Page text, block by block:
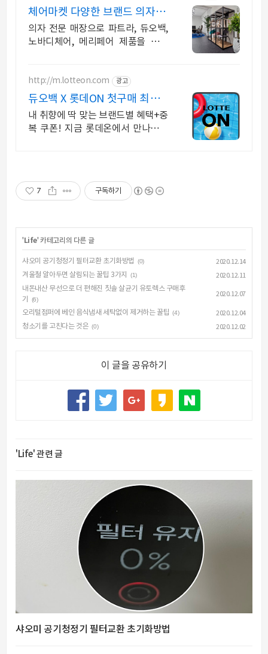
체어마켓 다양한 브랜드 의자 편
집샵
의자 전문 매장으로 파트라, 듀오백,
노바디체어, 메리페어 제품을 전시
http://m.lotteon.com 광고
듀오백 X 롯데ON 첫구매 최대 5
천원 혜택!
내 취향에 딱 맞는 브랜드별 혜택+중
복 쿠폰! 지금 롯데온에서 만나보세
7 구독하기
'Life' 카테고리의 다른 글
샤오미 공기청정기 필터교환 초기화방법 (0)
2020.12.14
겨울철 알아두면 살림되는 꿀팁 3가지
(1)
2020.12.11
내돈내산 무선으로 더 편해진 칫솔 살균기 유토렉스 구매후
기
(6)
2020.12.07
오리털점퍼에 베인 음식냄새 세탁없이 제거하는 꿀팁 (4)
2020.12.04
청소기를 고친다는 것은 (0) 2020.12.02
이 글을 공유하기
'Life' 관련 글
샤오미 공기청정기 필터교환 초기화방법